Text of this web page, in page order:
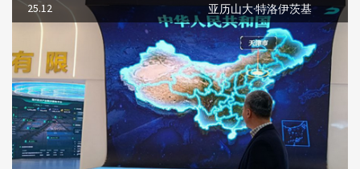
25.12 亚历山大·特洛伊茨基